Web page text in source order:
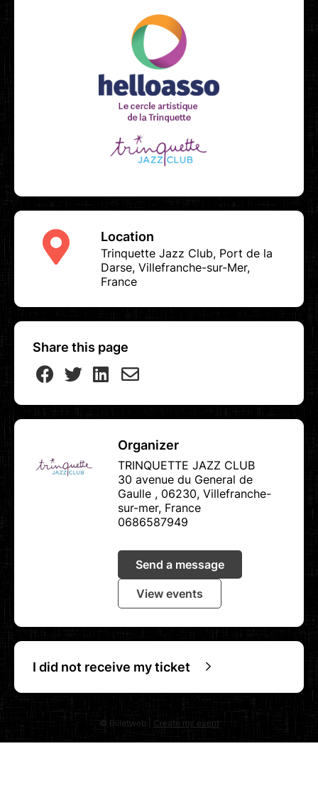
Location
Trinquette Jazz Club, Port de la
Darse, Villefranche-sur-Mer,
France
Share this page
Organizer
TRINQUETTE JAZZ CLUB
30 avenue du General de
Gaulle , 06230, Villefranche-
sur-mer, France
0686587949
Send a message
View events
I did not receive my ticket
© Billetweb | Create my event